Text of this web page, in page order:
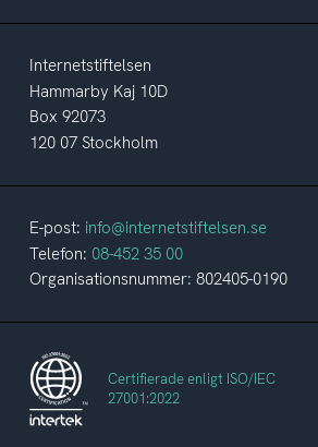
Internetstiftelsen
Hammarby Kaj 10D
Box 92073
120 07 Stockholm
E-post: info@internetstiftelsen.se
Telefon: 08-452 35 00
Organisationsnummer: 802405-0190
Certifierade enligt ISO/IEC
27001:2022